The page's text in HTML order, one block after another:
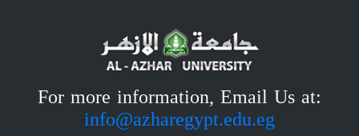
For more information, Email Us at:
info@azharegypt.edu.eg